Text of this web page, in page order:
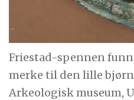
Friestad-spennen
merke til den lille
Arkeologisk museum,